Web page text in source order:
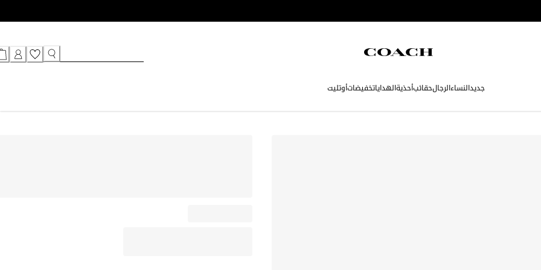
جديدالنساءالرجالحقائبأحذيةالهداياتخفيضاتأوتليت